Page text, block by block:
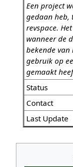
Een project
gedaan heb,
revspace.
wanneer de
bekende
gebruik op
gemaakt
Status
Contact
Last Update